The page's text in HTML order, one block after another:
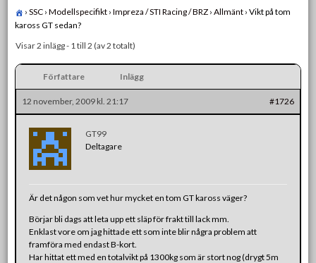
› SSC › Modellspecifikt › Impreza / STI Racing / BRZ › Allmänt › Vikt på tom
kaross GT sedan?
Visar 2 inlägg - 1 till 2 (av 2 totalt)
Författare Inlägg
12 november, 2009 kl. 21:17 #1726
GT99
Deltagare
Är det någon som vet hur mycket en tom GT kaross väger?
Börjar bli dags att leta upp ett släp för frakt till lack mm.
Enklast vore om jag hittade ett som inte blir några problem att
framföra med endast B-kort.
Har hittat ett med en totalvikt på 1300kg som är stort nog (drygt 5m